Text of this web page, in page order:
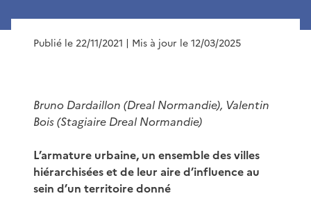
Publié le 22/11/2021 | Mis à jour le 12/03/2025
Bruno Dardaillon (Dreal Normandie), Valentin
Bois (Stagiaire Dreal Normandie)
L’armature urbaine, un ensemble des villes
hiérarchisées et de leur aire d’influence au
sein d’un territoire donné